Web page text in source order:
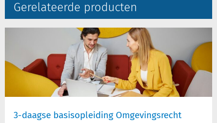
Gerelateerde producten
3-daagse basisopleiding Omgevingsrecht